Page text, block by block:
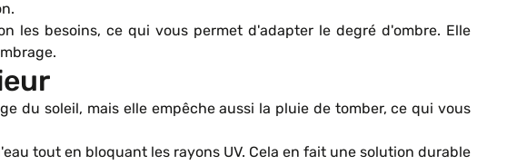
les besoins, ce qui vous permet d'adapter le degré d'ombre. Elle
du soleil, mais elle empêche aussi la pluie de tomber, ce qui vous
tout en bloquant les rayons UV. Cela en fait une solution durable